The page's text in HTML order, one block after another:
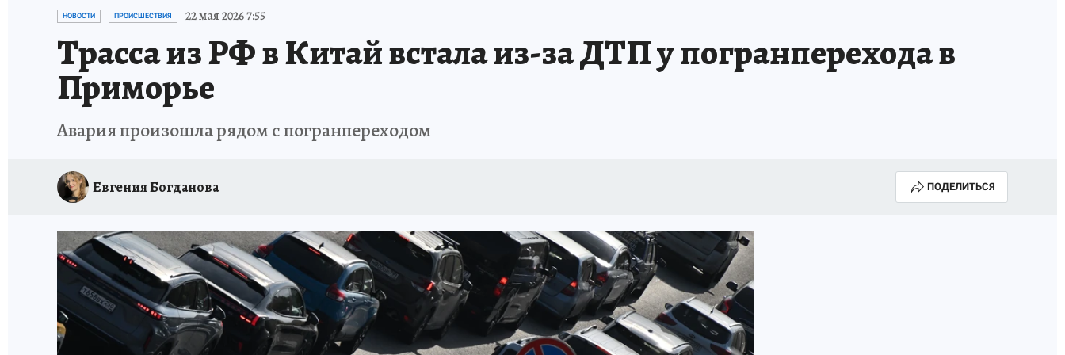
ДЕНЬ ПОБЕДЫ ВО ВЛАДИВОСТОКЕ 2026
АНТИРАК СТРАНИЦЫ ИСТОРИИ ДАЛЬНЕГО ВОСТОКА АФИША МОЙ ЛЮБИМЫЙ УЧИТЕЛЬ – 2024 ИСПЫТАНО НА СЕБЕ
НОВОСТИ ПРОИСШЕСТВИЯ 22 мая 2026 7:55
Трасса из РФ в Китай встала из-за ДТП у погранперехода в
Приморье
Авария произошла рядом с погранпереходом
Евгения Богданова ПОДЕЛИТЬСЯ